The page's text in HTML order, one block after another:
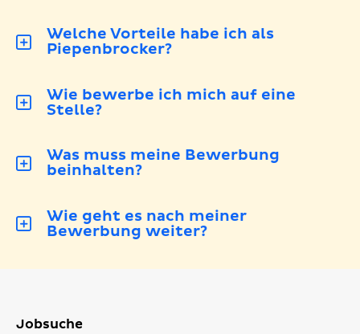
Welche Vorteile habe ich als
Piepenbrocker?
Wie bewerbe ich mich auf eine
Stelle?
Was muss meine Bewerbung
beinhalten?
Wie geht es nach meiner
Bewerbung weiter?
Jobsuche